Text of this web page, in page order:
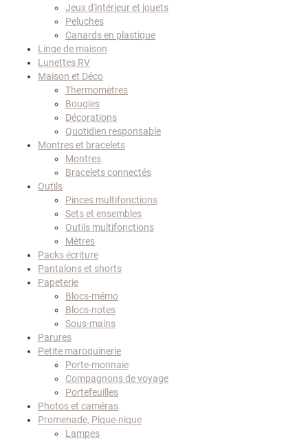
Jeux d'intérieur et jouets
Peluches
Canards en plastique
Linge de maison
Lunettes RV
Maison et Déco
Thermomètres
Bougies
Décorations
Quotidien responsable
Montres et bracelets
Montres
Bracelets connectés
Outils
Pinces multifonctions
Sets et ensembles
Outils multifonctions
Mètres
Packs écriture
Pantalons et shorts
Papeterie
Blocs-mémo
Blocs-notes
Sous-mains
Parures
Petite maroquinerie
Porte-monnaie
Compagnons de voyage
Portefeuilles
Photos et caméras
Promenade, Pique-nique
Lampes